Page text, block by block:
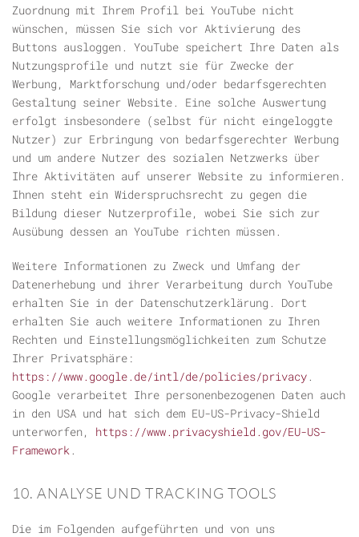
Zuordnung mit Ihrem Profil bei YouTube nicht
wünschen, müssen Sie sich vor Aktivierung des
Buttons ausloggen. YouTube speichert Ihre Daten als
Nutzungsprofile und nutzt sie für Zwecke der
Werbung, Marktforschung und/oder bedarfsgerechten
Gestaltung seiner Website. Eine solche Auswertung
erfolgt insbesondere (selbst für nicht eingeloggte
Nutzer) zur Erbringung von bedarfsgerechter Werbung
und um andere Nutzer des sozialen Netzwerks über
Ihre Aktivitäten auf unserer Website zu informieren.
Ihnen steht ein Widerspruchsrecht zu gegen die
Bildung dieser Nutzerprofile, wobei Sie sich zur
Ausübung dessen an YouTube richten müssen.
Weitere Informationen zu Zweck und Umfang der
Datenerhebung und ihrer Verarbeitung durch YouTube
erhalten Sie in der Datenschutzerklärung. Dort
erhalten Sie auch weitere Informationen zu Ihren
Rechten und Einstellungsmöglichkeiten zum Schutze
Ihrer Privatsphäre:
https://www.google.de/intl/de/policies/privacy .
Google verarbeitet Ihre personenbezogenen Daten auch
in den USA und hat sich dem EU-US-Privacy-Shield
unterworfen, https://www.privacyshield.gov/EU-US-
Framework .
10. ANALYSE UND TRACKING TOOLS
Die im Folgenden aufgeführten und von uns